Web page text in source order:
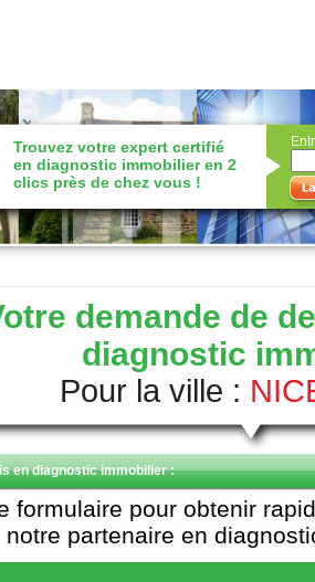
Trouvez votre expert certifié
en diagnostic immobilier en 2
clics près de chez vous !
demande de
diagnostic
Pour la ville :
en diagnostic immobilier :
formulaire pour obtenir
notre partenaire en